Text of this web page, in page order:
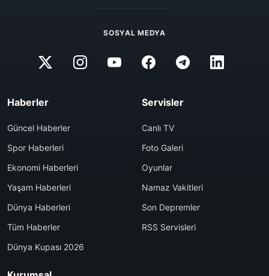
SOSYAL MEDYA
Haberler
Güncel Haberler
Spor Haberleri
Ekonomi Haberleri
Yaşam Haberleri
Dünya Haberleri
Tüm Haberler
Dünya Kupası 2026
Servisler
Canlı TV
Foto Galeri
Oyunlar
Namaz Vakitleri
Son Depremler
RSS Servisleri